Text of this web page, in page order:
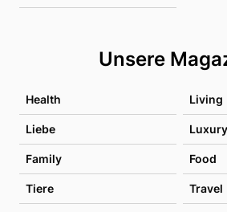
Unsere
Health Living
Liebe Luxury
Family Food
Tiere Travel